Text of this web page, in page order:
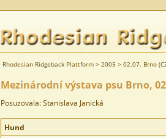
Rhodesian Ridgeback Plattform > 2005 > 02.07. Brno
Mezinárodní výstava psu Brno,
Posuzovala: Stanislava Janická
Hund